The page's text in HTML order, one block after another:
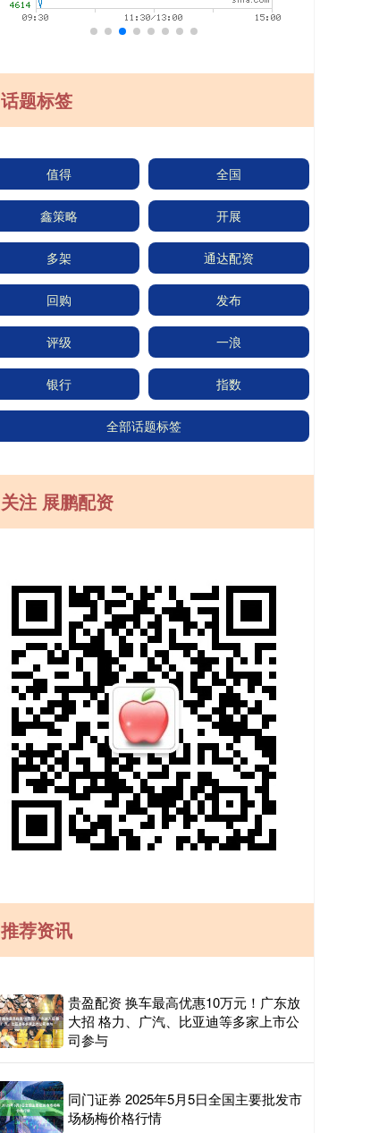
话题标签
值得 全国
鑫策略 开展
多架 通达配资
回购 发布
评级 一浪
银行 指数
全部话题标签
关注 展鹏配资
推荐资讯
贵盈配资 换车最高优惠10万元！广东放
大招 格力、广汽、比亚迪等多家上市公
司参与
同门证券 2025年5月5日全国主要批发市
场杨梅价格行情